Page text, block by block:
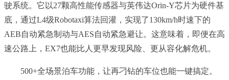
驶系统。它以27颗高性能传感器与英伟达Orin-Y芯片为硬件基
底，通过L4级Robotaxi算法回灌，实现了130km/h时速下的
AEB自动紧急制动与AES自动紧急避让。这意味着，即便在高
速公路上，EX7也能比人更早发现风险、更从容化解危机。
500+全场景泊车功能，让再刁钻的车位也能一键搞定。